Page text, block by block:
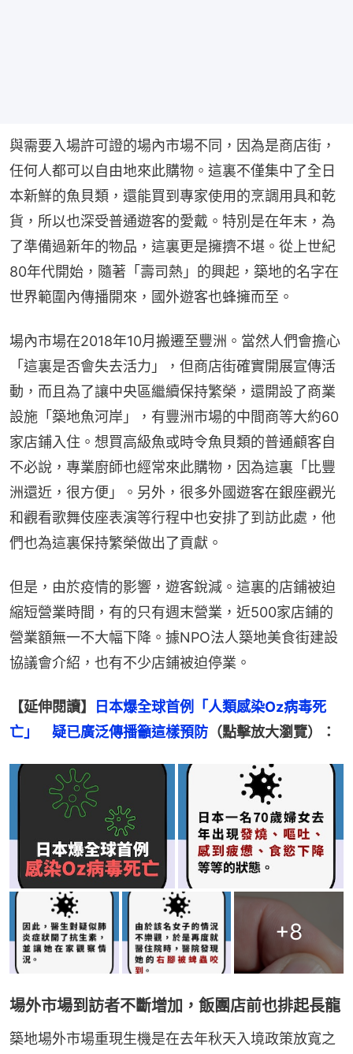
與需要入場許可證的場內市場不同，因為是商店街，
任何人都可以自由地來此購物。這裏不僅集中了全日
本新鮮的魚貝類，還能買到專家使用的烹調用具和乾
貨，所以也深受普通遊客的愛戴。特別是在年末，為
了準備過新年的物品，這裏更是擁擠不堪。從上世紀
80年代開始，隨著「壽司熱」的興起，築地的名字在
世界範圍內傳播開來，國外遊客也蜂擁而至。
場內市場在2018年10月搬遷至豐洲。當然人們會擔心
「這裏是否會失去活力」，但商店街確實開展宣傳活
動，而且為了讓中央區繼續保持繁榮，還開設了商業
設施「築地魚河岸」，有豐洲市場的中間商等大約60
家店鋪入住。想買高級魚或時令魚貝類的普通顧客自
不必說，專業廚師也經常來此購物，因為這裏「比豐
洲還近，很方便」。另外，很多外國遊客在銀座觀光
和觀看歌舞伎座表演等行程中也安排了到訪此處，他
們也為這裏保持繁榮做出了貢獻。
但是，由於疫情的影響，遊客銳減。這裏的店鋪被迫
縮短營業時間，有的只有週末營業，近500家店鋪的
營業額無一不大幅下降。據NPO法人築地美食街建設
協議會介紹，也有不少店鋪被迫停業。
【延伸閱讀】
日本爆全球首例「人類感染Oz病毒死
亡」　疑已廣泛傳播籲這樣預防 （點擊放大瀏覽）：
+8
場外市場到訪者不斷增加，飯團店前也排起長龍
築地場外市場重現生機是在去年秋天入境政策放寬之